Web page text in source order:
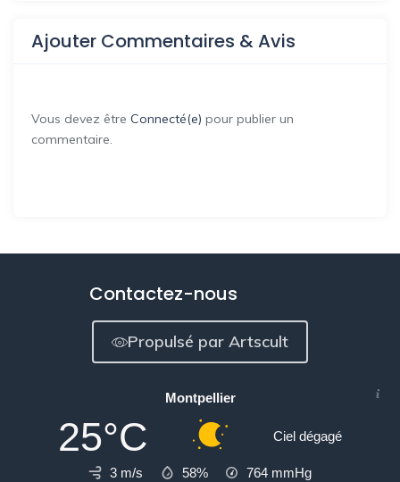
Ajouter Commentaires & Avis
Vous devez être Connecté(e) pour publier un
commentaire.
Contactez-nous
Propulsé par Artscult
Montpellier
25°C Ciel dégagé
3 m/s 58% 764 mmHg